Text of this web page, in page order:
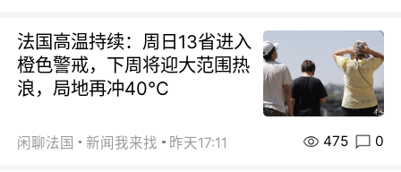
法国高温持续：周日13省进入
橙色警戒，下周将迎大范围热
浪，局地再冲40℃
闲聊法国 新闻我来找 昨天17:11 475 0